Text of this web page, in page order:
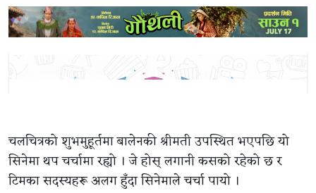
चलचित्रको शुभमुहूर्तमा बालेनकी श्रीमती उपस्थित भएपछि यो
सिनेमा थप चर्चामा रह्यो । जे होस् लगानी कसको रहेको छ र
टिमका सदस्यहरू अलग हुँदा सिनेमाले चर्चा पायो ।